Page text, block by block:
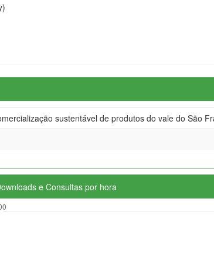
sustentável de produtos do vale do São
e Consultas por hora